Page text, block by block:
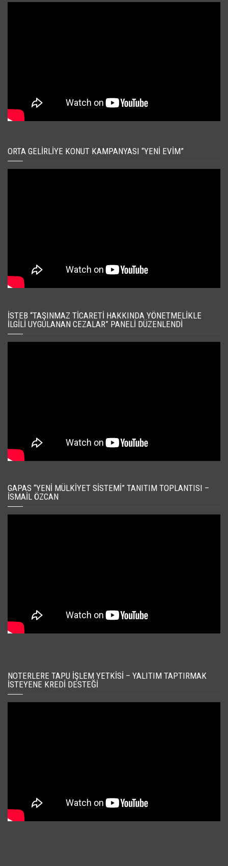
ORTA GELIRLIYE KONUT KAMPANYASI “YENI EVIM”
İSTEB “TAŞINMAZ TICARETI HAKKINDA YÖNETMELIKLE
İLGILI UYGULANAN CEZALAR” PANELI DÜZENLENDI
GAPAS “YENI MÜLKIYET SISTEMI” TANITIM TOPLANTISI –
İSMAIL ÖZCAN
NOTERLERE TAPU İŞLEM YETKISI – YALITIM TAPTIRMAK
İSTEYENE KREDI DESTEĞI